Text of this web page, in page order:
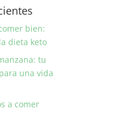
bien:
dieta keto
tu
una vida
a comer